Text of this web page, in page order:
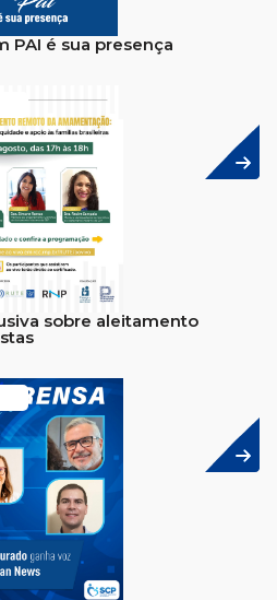
PAI é sua presença
sobre aleitamento